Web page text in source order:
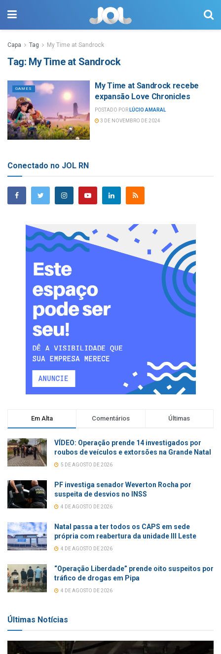
Capa Tag My Time at Sandrock
Tag: My Time at Sandrock
GAMES
My Time at Sandrock recebe
expansão Love Chronicles
POSTADO POR LÚCIO AMARAL
3 DE NOVEMBRO DE 2024
Conectado no JOL RN
Em Alta Comentários Últimas
VÍDEO: Operação prende 14 investigados por
roubos de veículos e extorsões na Grande Natal
5 DE AGOSTO DE 2026
PF investiga senador Weverton Rocha por
suspeita de desvios no INSS
4 DE AGOSTO DE 2026
Natal passa a ter todos os CAPS em sede
própria com reabertura da unidade III Leste
4 DE AGOSTO DE 2026
“Operação Liberdade” prende oito suspeitos por
tráfico de drogas em Pipa
4 DE AGOSTO DE 2026
Últimas Notícias